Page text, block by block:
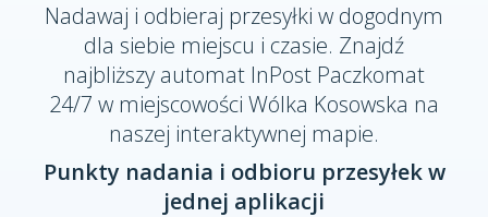
Nadawaj i odbieraj przesyłki w dogodnym
dla siebie miejscu i czasie. Znajdź
najbliższy automat InPost Paczkomat
24/7 w miejscowości Wólka Kosowska na
naszej interaktywnej mapie.
Punkty nadania i odbioru przesyłek w
jednej aplikacji